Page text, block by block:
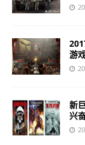
游
新
兴